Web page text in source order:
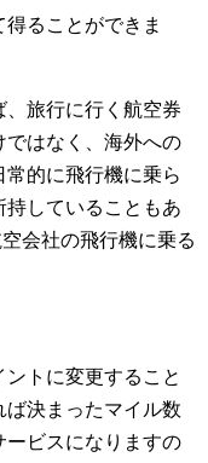
ることができま
旅行に行く航空券
ではなく、海外への
的に飛行機に乗ら
していることもあ
会社の飛行機に乗る
トに変更すること
ば決まったマイル数
ービスになりますの